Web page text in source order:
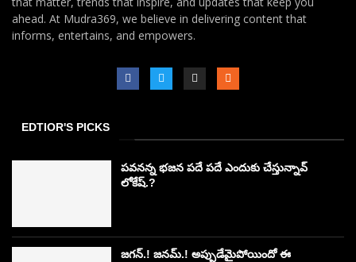
ahead. At Mudra369, we believe in delivering content that
informs, entertains, and empowers.
EDTIOR'S PICKS
పవనన్న భజన పదే పదే ఎందుకు చేస్తున్నావ్
లోకేష్.?
జగన్.! జనమ్.! అప్పుడేమైపోయిందో ఈ